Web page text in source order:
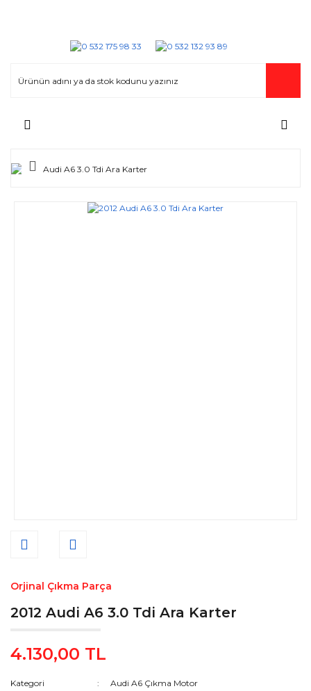
Orjinal Çıkma Parça
2012 Audi A6 3.0 Tdi Ara Karter
4.130,00 TL
Kategori
Audi A6 Çıkma Motor